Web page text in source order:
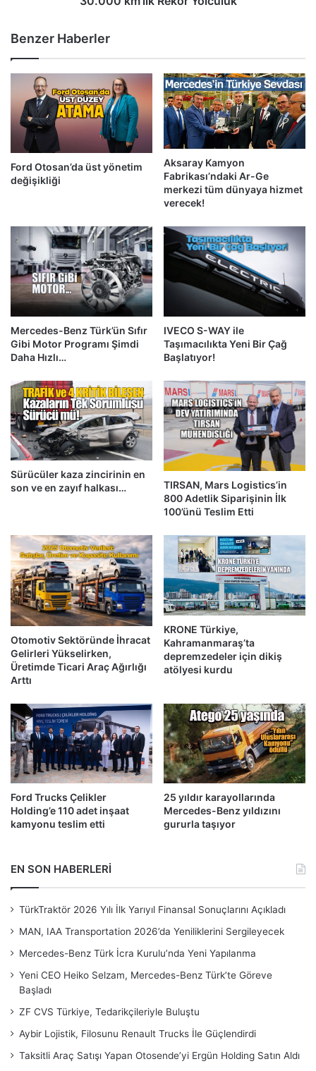
Benzer Haberler
Ford Otosan’da üst yönetim
değişikliği
Aksaray Kamyon
Fabrikası’ndaki Ar-Ge
merkezi tüm dünyaya hizmet
verecek!
Mercedes-Benz Türk’ün Sıfır
Gibi Motor Programı Şimdi
Daha Hızlı…
IVECO S-WAY ile
Taşımacılıkta Yeni Bir Çağ
Başlatıyor!
Sürücüler kaza zincirinin en
son ve en zayıf halkası…
TIRSAN, Mars Logistics’in
800 Adetlik Siparişinin İlk
100’ünü Teslim Etti
Otomotiv Sektöründe İhracat
Gelirleri Yükselirken,
Üretimde Ticari Araç Ağırlığı
Arttı
KRONE Türkiye,
Kahramanmaraş’ta
depremzedeler için dikiş
atölyesi kurdu
Ford Trucks Çelikler
Holding’e 110 adet inşaat
kamyonu teslim etti
25 yıldır karayollarında
Mercedes-Benz yıldızını
gururla taşıyor
EN SON HABERLERİ
TürkTraktör 2026 Yılı İlk Yarıyıl Finansal Sonuçlarını Açıkladı
MAN, IAA Transportation 2026’da Yeniliklerini Sergileyecek
Mercedes-Benz Türk İcra Kurulu’nda Yeni Yapılanma
Yeni CEO Heiko Selzam, Mercedes-Benz Türk’te Göreve
Başladı
ZF CVS Türkiye, Tedarikçileriyle Buluştu
Aybir Lojistik, Filosunu Renault Trucks İle Güçlendirdi
Taksitli Araç Satışı Yapan Otosende’yi Ergün Holding Satın Aldı